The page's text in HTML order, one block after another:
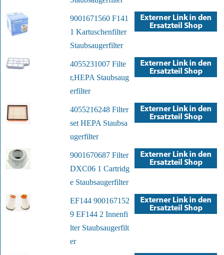
9001671560 F141
1 Kartuschenfilter
Staubsaugerfilter
4055231007 Filte
r,HEPA Staubsaug
erfilter
4055216248 Filter
set HEPA Staubsa
ugerfilter
9001670687 Filter
DXC06 1 Cartridg
e Staubsaugerfilter
EF144 900167152
9 EF144 2 Innenfi
lter Staubsaugerfilt
er